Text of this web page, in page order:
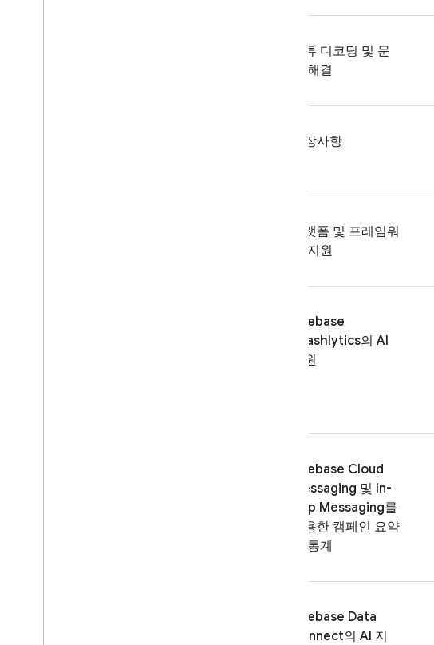
오류 디코딩 및 문
제 해결
권장사항
플랫폼 및 프레임워
크 지원
Firebase
Crashlytics의 AI
지원
Firebase Cloud
Messaging 및 In-
App Messaging를
사용한 캠페인 요약
및 통계
Firebase Data
Connect의 AI 지